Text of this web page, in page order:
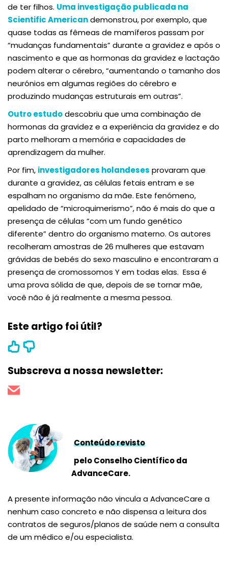
de ter filhos. Uma investigação publicada na
Scientific Americandemonstrou, por exemplo, que
quase todas as fêmeas de mamíferos passam por
“mudanças fundamentais” durante a gravidez e após o
nascimento e que as hormonas da gravidez e lactação
podem alterar o cérebro, “aumentando o tamanho dos
neurónios em algumas regiões do cérebro e
produzindo mudanças estruturais em outras”.
Outro estudodescobriu que uma combinação de
hormonas da gravidez e a experiência da gravidez e do
parto melhoram a memória e capacidades de
aprendizagem da mulher.
Por fim, investigadores holandeses provaram que
durante a gravidez, as células fetais entram e se
espalham no organismo da mãe. Este fenómeno,
apelidado de “microquimerismo”, não é mais do que a
presença de células “com um fundo genético
diferente” dentro do organismo materno. Os autores
recolheram amostras de 26 mulheres que estavam
grávidas de bebés do sexo masculino e encontraram a
presença de cromossomos Y em todas elas. Essa é
uma prova sólida de que, depois de se tornar mãe,
você não é já realmente a mesma pessoa.
Este artigo foi útil?
Subscreva a nossa newsletter:
Conteúdo revisto
pelo Conselho Científico da
AdvanceCare.
A presente informação não vincula a AdvanceCare a
nenhum caso concreto e não dispensa a leitura dos
contratos de seguros/planos de saúde nem a consulta
de um médico e/ou especialista.